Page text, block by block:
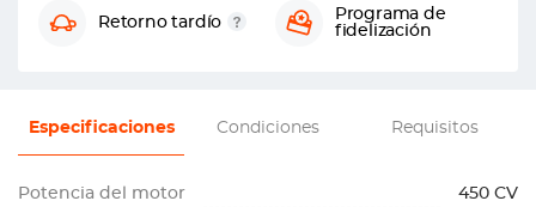
Retorno tardío
Programa de
fidelización
Especificaciones Condiciones Requisitos
Potencia del motor 450 CV